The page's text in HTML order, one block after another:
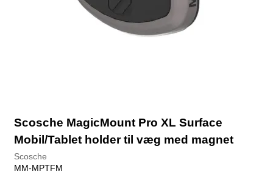
Scosche MagicMount Pro XL Surface
Mobil/Tablet holder til væg med magnet
Scosche
MM-MPTFM